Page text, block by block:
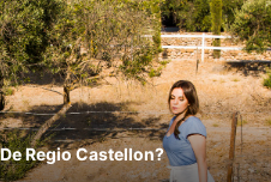
Regio Castellon?